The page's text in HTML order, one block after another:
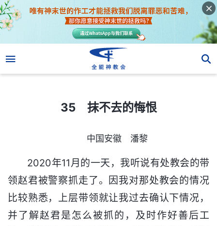
35 抹不去的悔恨
中国安徽 潘黎
2020年11月的一天，我听说有处教会的带
领赵君被警察抓走了。因我对那处教会的情况
比较熟悉，上层带领就让我过去确认下情况，
并了解赵君是怎么被抓的，及时作好善后工